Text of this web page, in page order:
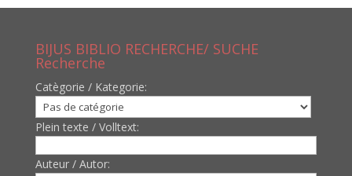
BIJUS BIBLIO RECHERCHE/ SUCHE
Recherche
Catègorie / Kategorie:
Plein texte / Volltext:
Auteur / Autor: